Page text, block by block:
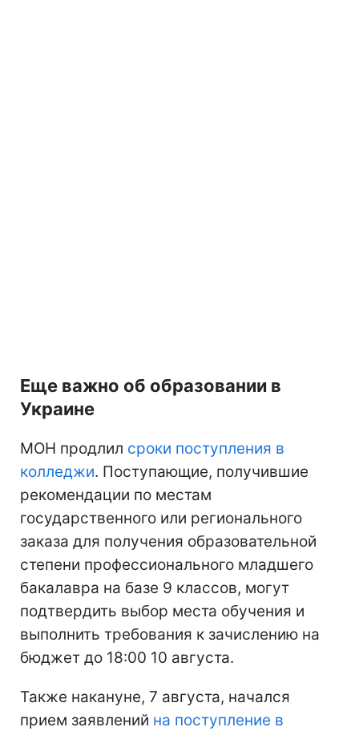
Еще важно об образовании в
Украине
МОН продлил сроки поступления в
колледжи. Поступающие, получившие
рекомендации по местам
государственного или регионального
заказа для получения образовательной
степени профессионального младшего
бакалавра на базе 9 классов, могут
подтвердить выбор места обучения и
выполнить требования к зачислению на
бюджет до 18:00 10 августа.
Также накануне, 7 августа, начался
прием заявлений на поступление в